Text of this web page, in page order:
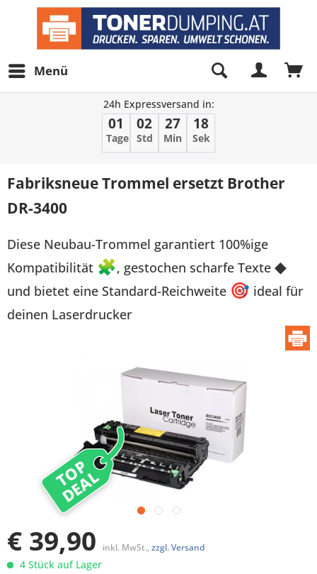
Menü
24h Expressversand in:
01
Tage
02
Std
27
Min
18
Sek
Fabriksneue Trommel ersetzt Brother
DR-3400
Diese Neubau-Trommel garantiert 100%ige
Kompatibilität 🧩, gestochen scharfe Texte ◆
und bietet eine Standard-Reichweite 🎯 ideal für
deinen Laserdrucker
TOP
DEAL
€ 39,90 inkl. MwSt., zzgl. Versand
4 Stück auf Lager